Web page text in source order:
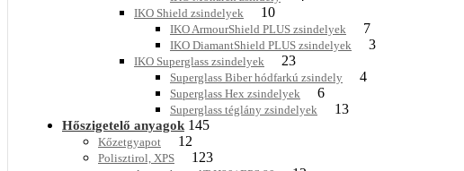
IKO Shield zsindelyek 10
IKO ArmourShield PLUS zsindelyek 7
IKO DiamantShield PLUS zsindelyek 3
IKO Superglass zsindelyek 23
Superglass Biber hódfarkú zsindely 4
Superglass Hex zsindelyek 6
Superglass téglány zsindelyek 13
Hőszigetelő anyagok 145
Kőzetgyapot 12
Polisztirol, XPS 123